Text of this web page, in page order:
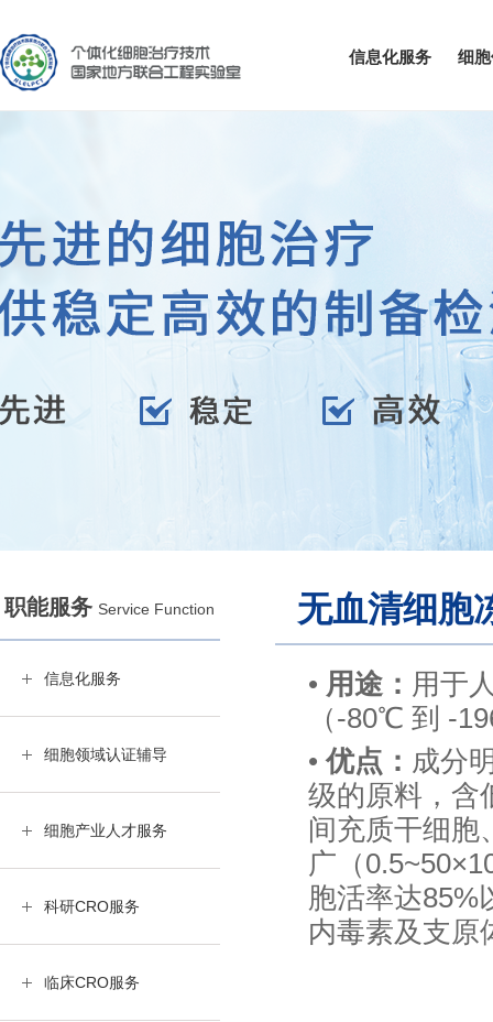
信息化服务 细
职能服务 Service Function
信息化服务
细胞领域认证辅导
细胞产业人才服务
科研CRO服务
临床CRO服务
无血清细胞
• 用途： 用于
（-80℃ 到 -
•优点： 成分
级的原料，含
间充质干细胞
广（
胞活率达85%
内毒素及支原